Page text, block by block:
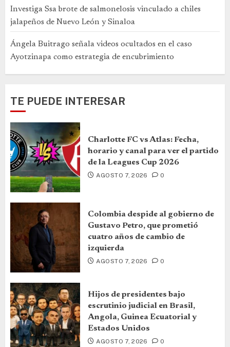
Investiga Ssa brote de salmonelosis vinculado a chiles
jalapeños de Nuevo León y Sinaloa
Ángela Buitrago señala videos ocultados en el caso
Ayotzinapa como estrategia de encubrimiento
TE PUEDE INTERESAR
Charlotte FC vs Atlas: Fecha,
horario y canal para ver el partido
de la Leagues Cup 2026
AGOSTO 7, 2026 0
Colombia despide al gobierno de
Gustavo Petro, que prometió
cuatro años de cambio de
izquierda
AGOSTO 7, 2026 0
Hijos de presidentes bajo
escrutinio judicial en Brasil,
Angola, Guinea Ecuatorial y
Estados Unidos
AGOSTO 7, 2026 0